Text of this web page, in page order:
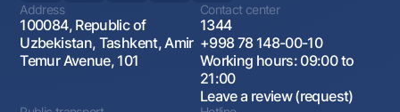
Address
100084, Republic of
Uzbekistan, Tashkent, Amir
Temur Avenue, 101
Contact center
1344
+998 78 148-00-10
Working hours: 09:00 to
21:00
Leave a review (request)